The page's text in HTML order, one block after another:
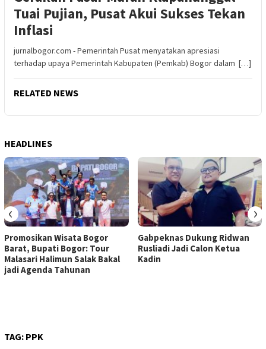
Tuai Pujian, Pusat Akui Sukses Tekan
Inflasi
jurnalbogor.com - Pemerintah Pusat menyatakan apresiasi
terhadap upaya Pemerintah Kabupaten (Pemkab) Bogor dalam […]
RELATED NEWS
HEADLINES
Promosikan Wisata Bogor
Barat, Bupati Bogor: Tour
Malasari Halimun Salak Bakal
jadi Agenda Tahunan
Gabpeknas Dukung Ridwan
Rusliadi Jadi Calon Ketua
Kadin
‹ ›
TAG: PPK